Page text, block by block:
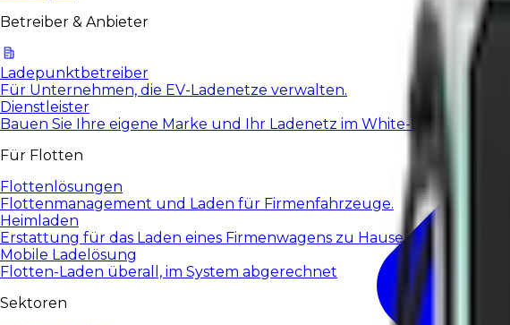
Betreiber & Anbieter
Ladepunktbetreiber
Für Unternehmen, die EV-Ladenetze verwalten.
Dienstleister
Bauen Sie Ihre eigene Marke und Ihr Ladenetz im White-Label-Modell
Für Flotten
Flottenlösungen
Flottenmanagement und Laden für Firmenfahrzeuge.
Heimladen
Erstattung für das Laden eines Firmenwagens zu Hause
Mobile Ladelösung
Flotten-Laden überall, im System abgerechnet
Sektoren